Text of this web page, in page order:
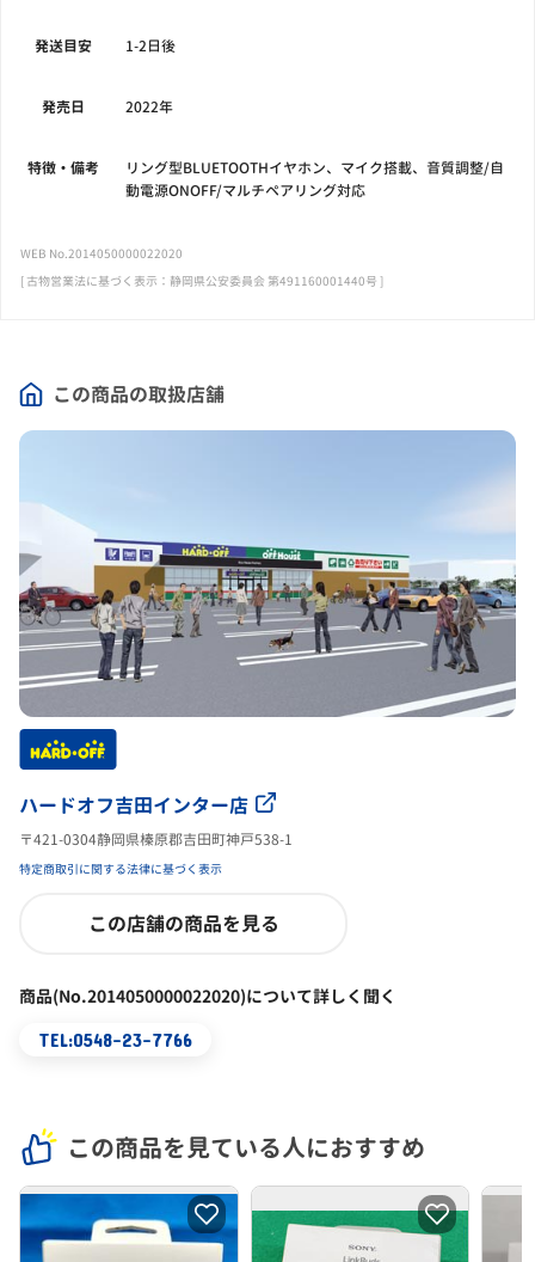
この商品の取扱店舗
ハードオフ吉田インター店
〒421-0304静岡県榛原郡吉田町神戸538-1
特定商取引に関する法律に基づく表示
この店舗の商品を見る
商品(No.2014050000022020)について詳しく聞く
TEL:0548-23-7766
発送目安 1-2日後
発売日 2022年
特徴・備考
リング型BLUETOOTHイヤホン、マイク搭載、音質調整/自
動電源ONOFF/マルチペアリング対応
WEB No.2014050000022020
[ 古物営業法に基づく表示：静岡県公安委員会 第491160001440号 ]
この商品を見ている人におすすめ